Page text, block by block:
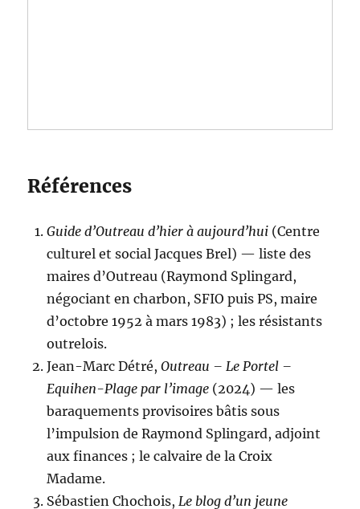
Références
Guide d’Outreau d’hier à aujourd’hui (Centre
culturel et social Jacques Brel) — liste des
maires d’Outreau (Raymond Splingard,
négociant en charbon, SFIO puis PS, maire
d’octobre 1952 à mars 1983) ; les résistants
outrelois.
Jean-Marc Détré,Outreau – Le Portel –
Equihen-Plage par l’image (2024) — les
baraquements provisoires bâtis sous
l’impulsion de Raymond Splingard, adjoint
aux finances ; le calvaire de la Croix
Madame.
Sébastien Chochois, Le blog d’un jeune